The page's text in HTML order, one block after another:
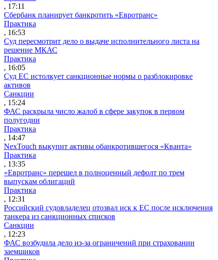
, 17:11
Сбербанк планирует банкротить «Евротранс»
Практика
, 16:53
Суд пересмотрит дело о выдаче исполнительного листа на
решение МКАС
Практика
, 16:05
Суд ЕС истолкует санкционные нормы о разблокировке
активов
Санкции
, 15:24
ФАС раскрыла число жалоб в сфере закупок в первом
полугодии
Практика
, 14:47
NexTouch выкупит активы обанкротившегося «Кванта»
Практика
, 13:35
«Евротранс» перешел в полноценный дефолт по трем
выпускам облигаций
Практика
, 12:31
Российский судовладелец отозвал иск к ЕС после исключения
танкера из санкционных списков
Санкции
, 12:23
ФАС возбудила дело из-за ограничений при страховании
заемщиков